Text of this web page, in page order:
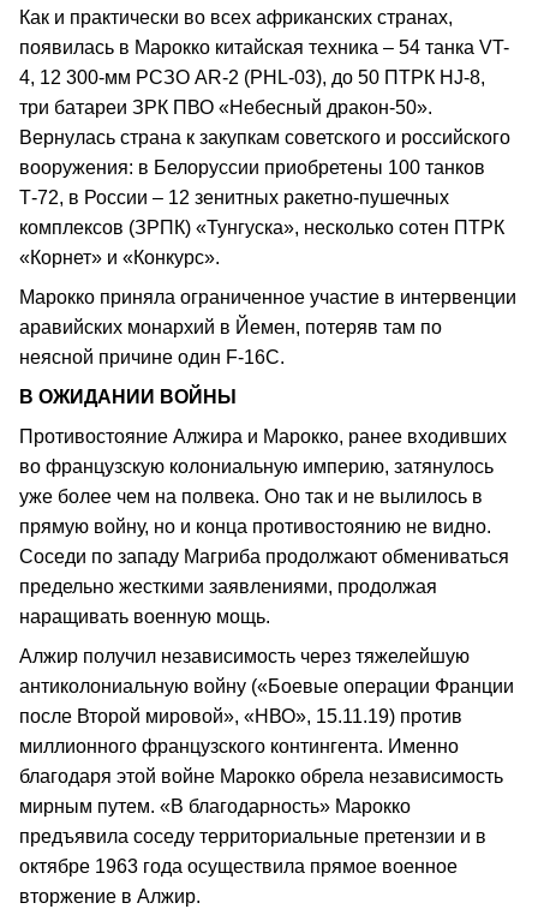
Как и практически во всех африканских странах,
появилась в Марокко китайская техника – 54 танка VT-
4, 12 300-мм РСЗО AR-2 (PHL-03), до 50 ПТРК HJ-8,
три батареи ЗРК ПВО «Небесный дракон-50».
Вернулась страна к закупкам советского и российского
вооружения: в Белоруссии приобретены 100 танков
Т-72, в России – 12 зенитных ракетно-пушечных
комплексов (ЗРПК) «Тунгуска», несколько сотен ПТРК
«Корнет» и «Конкурс».
Марокко приняла ограниченное участие в интервенции
аравийских монархий в Йемен, потеряв там по
неясной причине один F-16С.
В ОЖИДАНИИ ВОЙНЫ
Противостояние Алжира и Марокко, ранее входивших
во французскую колониальную империю, затянулось
уже более чем на полвека. Оно так и не вылилось в
прямую войну, но и конца противостоянию не видно.
Соседи по западу Магриба продолжают обмениваться
предельно жесткими заявлениями, продолжая
наращивать военную мощь.
Алжир получил независимость через тяжелейшую
антиколониальную войну («Боевые операции Франции
после Второй мировой», «НВО», 15.11.19) против
миллионного французского контингента. Именно
благодаря этой войне Марокко обрела независимость
мирным путем. «В благодарность» Марокко
предъявила соседу территориальные претензии и в
октябре 1963 года осуществила прямое военное
вторжение в Алжир.